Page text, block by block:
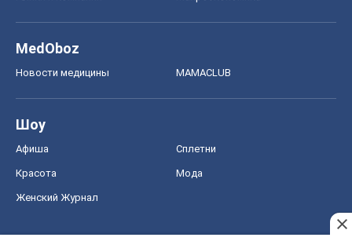
MedOboz
Новости медицины MAMACLUB
Шоу
Афиша Сплетни
Красота Мода
Женский Журнал